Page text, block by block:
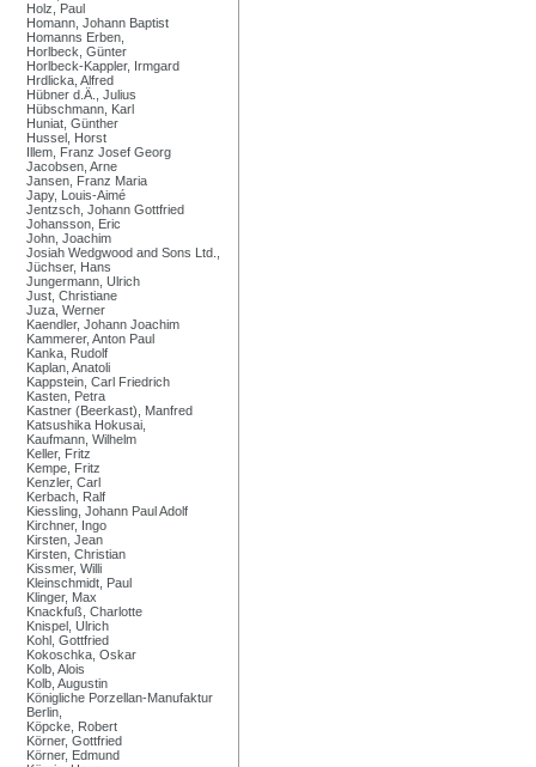
Holz, Paul
Homann, Johann Baptist
Homanns Erben,
Horlbeck, Günter
Horlbeck-Kappler, Irmgard
Hrdlicka, Alfred
Hübner d.Ä., Julius
Hübschmann, Karl
Huniat, Günther
Hussel, Horst
Illem, Franz Josef Georg
Jacobsen, Arne
Jansen, Franz Maria
Japy, Louis-Aimé
Jentzsch, Johann Gottfried
Johansson, Eric
John, Joachim
Josiah Wedgwood and Sons Ltd.,
Jüchser, Hans
Jungermann, Ulrich
Just, Christiane
Juza, Werner
Kaendler, Johann Joachim
Kammerer, Anton Paul
Kanka, Rudolf
Kaplan, Anatoli
Kappstein, Carl Friedrich
Kasten, Petra
Kastner (Beerkast), Manfred
Katsushika Hokusai,
Kaufmann, Wilhelm
Keller, Fritz
Kempe, Fritz
Kenzler, Carl
Kerbach, Ralf
Kiessling, Johann Paul Adolf
Kirchner, Ingo
Kirsten, Jean
Kirsten, Christian
Kissmer, Willi
Kleinschmidt, Paul
Klinger, Max
Knackfuß, Charlotte
Knispel, Ulrich
Kohl, Gottfried
Kokoschka, Oskar
Kolb, Alois
Kolb, Augustin
Königliche Porzellan-Manufaktur
Berlin,
Köpcke, Robert
Körner, Gottfried
Körner, Edmund